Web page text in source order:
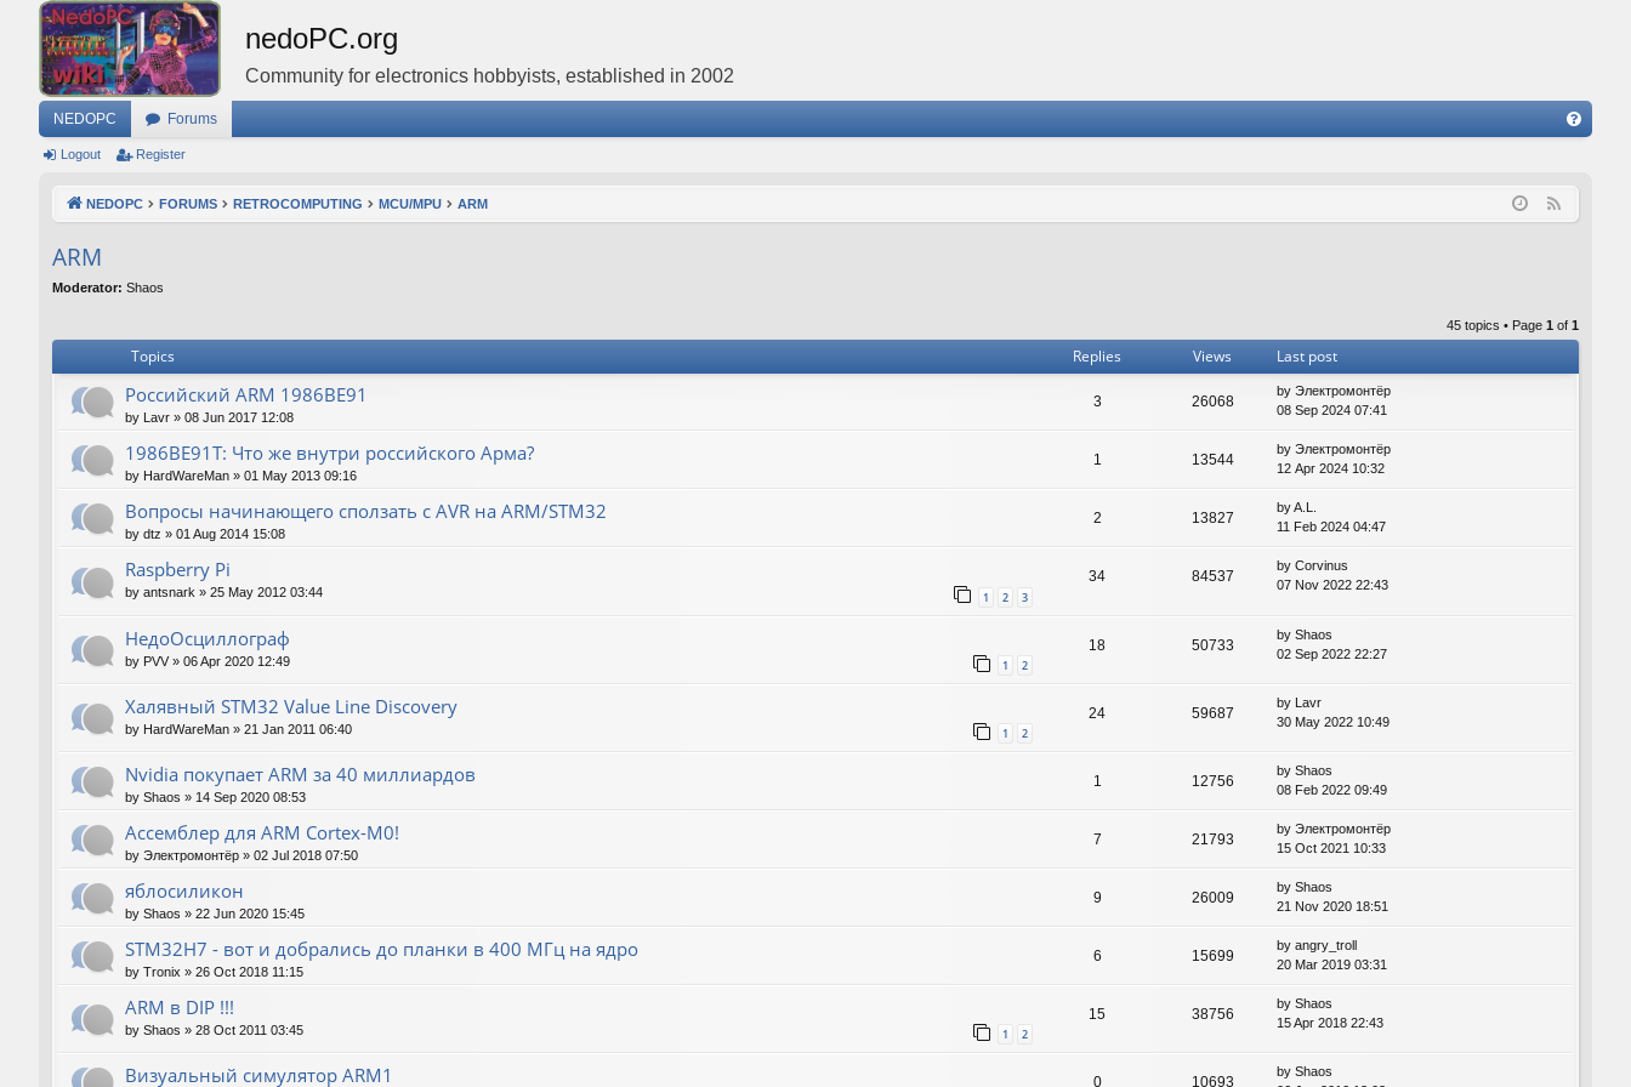
nedoPC.org
Community for electronics hobbyists, established in 2002
NEDOPC Forums
Q
Logout Register
NEDOPC FORUMS RETROCOMPUTING MCU/MPU ARM
ARM
Moderator: Shaos
45 topics • Page 1 of 1
Topics Replies Views Last post
Российский ARM 1986ВЕ91
by Lavr » 08 Jun 2017 12:08
3 26068
by Электромонтёр
08 Sep 2024 07:41
1986ВЕ91Т: Что же внутри российского Арма?
by HardWareMan » 01 May 2013 09:16
1 13544
by Электромонтёр
12 Apr 2024 10:32
Вопросы начинающего сползать с AVR на ARM/STM32
by dtz » 01 Aug 2014 15:08
2 13827
byA.L.
11 Feb 2024 04:47
Raspberry Pi
by antsnark » 25 May 2012 03:44 1 2 3
34 84537
by Corvinus
07 Nov 2022 22:43
НедоОсциллограф
by PVV » 06 Apr 2020 12:49 1 2
18 50733
by Shaos
02 Sep 2022 22:27
Халявный STM32 Value Line Discovery
by HardWareMan » 21 Jan 2011 06:40 1 2
24 59687
by Lavr
30 May 2022 10:49
Nvidia покупает ARM за 40 миллиардов
by Shaos » 14 Sep 2020 08:53
1 12756
by Shaos
08 Feb 2022 09:49
Ассемблер для ARM Cortex-M0!
by Электромонтёр » 02 Jul 2018 07:50
7 21793
by Электромонтёр
15 Oct 2021 10:33
яблосиликон
by Shaos » 22 Jun 2020 15:45
9 26009
by Shaos
21 Nov 2020 18:51
STM32H7 - вот и добрались до планки в 400 МГц на ядро
by Tronix » 26 Oct 2018 11:15
6 15699
by angry_troll
20 Mar 2019 03:31
ARM в DIP !!!
by Shaos » 28 Oct 2011 03:45 1 2
15 38756
by Shaos
15 Apr 2018 22:43
Визуальный симулятор ARM1 0 10693
by Shaos